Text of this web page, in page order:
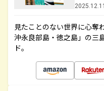
見たことのない世界に心
沖永良部島・徳之島」の三
ド。